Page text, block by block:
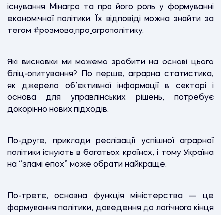
існування Мінагро та про його роль у формуванні
економічної політики. Їх відповіді можна знайти за
тегом #розмова_про_агрополітику.
Які висновки ми можемо зробити на основі цього
бліц-опитування? По перше, аграрна статистика,
як джерело об’єктивної інформації в секторі і
основа для управлінських рішень, потребує
докорінно нових підходів.
По-друге, приклади реалізації успішної аграрної
політики існують в багатьох країнах, і тому Україна
на “зламі епох” може обрати найкраще.
По-третє, основна функція міністерства — це
формування політики, доведення до логічного кінця